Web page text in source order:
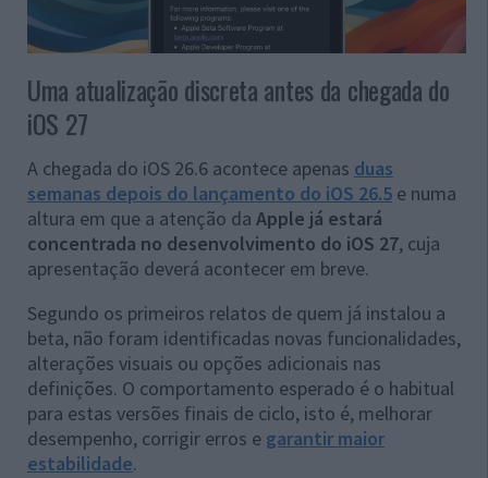
Uma atualização discreta antes da chegada do
iOS 27
A chegada do iOS 26.6 acontece apenas duas
semanas depois do lançamento do iOS 26.5 e numa
altura em que a atenção da Apple já estará
concentrada no desenvolvimento do iOS 27, cuja
apresentação deverá acontecer em breve.
Segundo os primeiros relatos de quem já instalou a
beta, não foram identificadas novas funcionalidades,
alterações visuais ou opções adicionais nas
definições. O comportamento esperado é o habitual
para estas versões finais de ciclo, isto é, melhorar
desempenho, corrigir erros e garantir maior
estabilidade.